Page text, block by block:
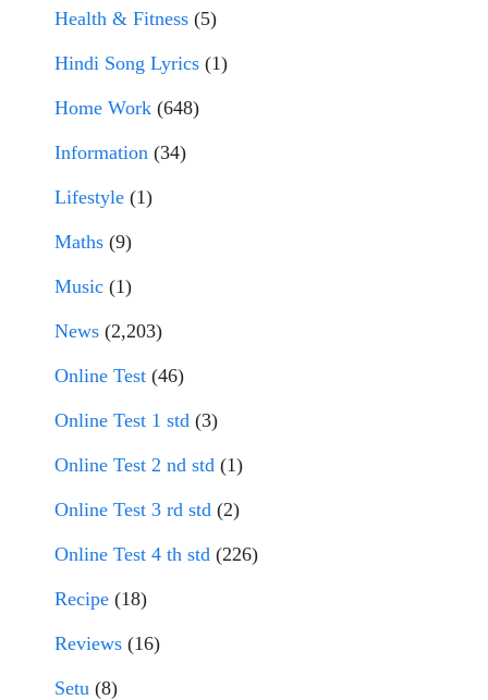
Health & Fitness (5)
Hindi Song Lyrics (1)
Home Work (648)
Information (34)
Lifestyle (1)
Maths (9)
Music (1)
News (2,203)
Online Test (46)
Online Test 1 std (3)
Online Test 2 nd std (1)
Online Test 3 rd std (2)
Online Test 4 th std (226)
Recipe (18)
Reviews (16)
Setu (8)